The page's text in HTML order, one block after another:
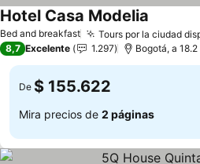
Bed and breakfast Tours por la ciudad
Hotel Casa Modelia
8,7 Excelente 1.297 Bogotá, a
De $ 155.622
Mira precios de 2 páginas